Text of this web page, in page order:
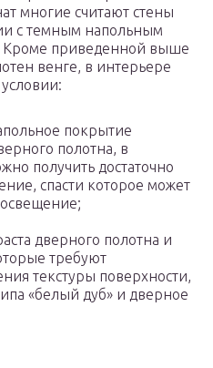
многие считают стены
с темным напольным
Кроме приведенной выше
венге, в интерьере
покрытие
полотна, в
получить достаточно
спасти которое может
дверного полотна и
требуют
текстуры поверхности,
«белый дуб» и дверное